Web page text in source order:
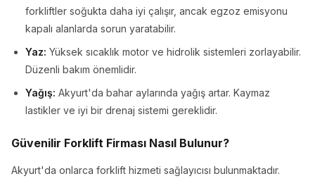
forkliftler soğukta daha iyi çalışır, ancak egzoz emisyonu
kapalı alanlarda sorun yaratabilir.
Yaz: Yüksek sıcaklık motor ve hidrolik sistemleri zorlayabilir.
Düzenli bakım önemlidir.
Yağış: Akyurt'da bahar aylarında yağış artar. Kaymaz
lastikler ve iyi bir drenaj sistemi gereklidir.
Güvenilir Forklift Firması Nasıl Bulunur?
Akyurt'da onlarca forklift hizmeti sağlayıcısı bulunmaktadır.